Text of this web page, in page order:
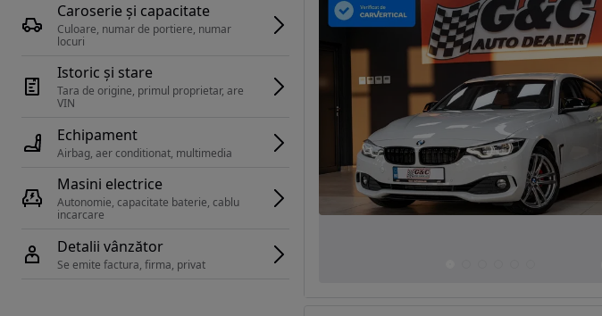
Caroserie și capacitate
Culoare, numar de portiere, numar
locuri
Istoric și stare
Tara de origine, primul proprietar, are
Echipament
Airbag, aer conditionat, multimedia
Masini electrice
Autonomie, capacitate baterie, cablu
Detalii vânzător
Se emite factura, firma, privat